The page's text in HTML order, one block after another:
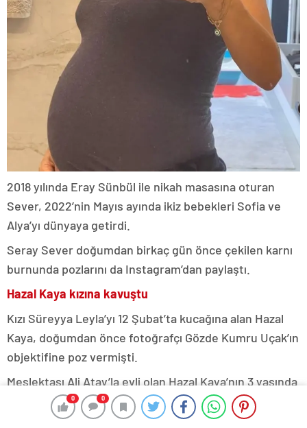
0 0
2018 yılında Eray Sünbül ile nikah masasına oturan
Sever, 2022’nin Mayıs ayında ikiz bebekleri Sofia ve
Alya’yı dünyaya getirdi.
Seray Sever doğumdan birkaç gün önce çekilen karnı
burnunda pozlarını da Instagram’dan paylaştı.
Hazal Kaya kızına kavuştu
Kızı Süreyya Leyla’yı 12 Şubat’ta kucağına alan Hazal
Kaya, doğumdan önce fotoğrafçı Gözde Kumru Uçak’ın
objektifine poz vermişti.
Meslektaşı Ali Atay’la evli olan Hazal Kaya’nın 3 yaşında
Fikret Ali adında bir de oğlu var.